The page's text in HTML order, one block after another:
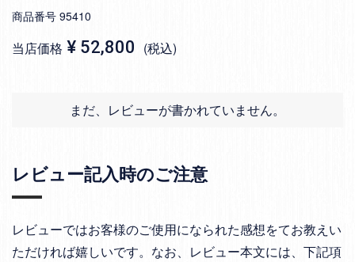
商品番号 95410
当店価格 ¥ 52,800 税込
まだ、レビューが書かれていません。
レビュー記入時のご注意
レビューではお客様のご使用になられた感想をてお教えい
ただければ嬉しいです。なお、レビュー本文には、下記項